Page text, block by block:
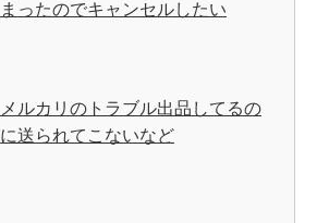
まったのでキャンセルしたい
メルカリのトラブル出品してるの
に送られてこないなど